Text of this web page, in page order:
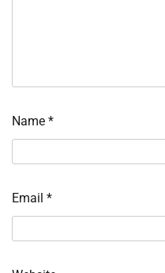
Name *
Email *